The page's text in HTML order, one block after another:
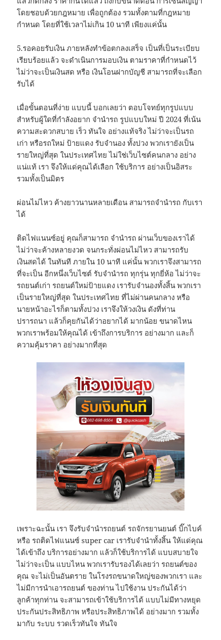
โดยชอบด้วยกฎหมาย เพื่อถูกต้อง รวมทั้งตามที่กฎหมาย
กำหนด โดยที่ใช้เวลาไม่เกิน 10 นาที เพียงแค่นั้น
5.รอคอยรับเงิน ภายหลังทำข้อตกลงเสร็จ เป็นที่เป็นระเบียบ
เรียบร้อยแล้ว จะดำเนินการมอบเงิน ตามราคาที่กำหนดไว้
ไม่ว่าจะเป็นเงินสด หรือ เงินโอนฝากบัญชี สามารถที่จะเลือก
รับได้
เมื่อขั้นตอนที่ง่าย แบบนี้ บอกเลยว่า ตอบโจทย์ทุกรูปแบบ
สำหรับผู้ใดที่กำลังอยาก จำนำรถ รูปแบบใหม่ ปี 2024 ที่เน้น
ความสะดวกสบาย เร็ว ทันใจ อย่างแท้จริง ไม่ว่าจะเป็นรถ
เก่า หรือรถใหม่ ป้ายแดง รับจำนอง ทั้งปวง พวกเรายังเป็น
รายใหญ่ที่สุด ในประเทศไทย ไม่ใช่เว็บไซต์คนกลาง อย่าง
แน่แท้ เรา จึงให้แด่คุณได้เลือก ใช้บริการ อย่างเป็นอิสระ
รวมทั้งเป็นมิตร
ผ่อนไม่ไหว ค้างยาวนานหลายเดือน สามารถจำนำรถ กับเรา
ได้
ติดไฟแนนซ์อยู่ คุณก็สามารถ จำนำรถ ผ่านเว็บของเราได้
ไม่ว่าจะค้างหลายงวด จนกระทั่งผ่อนไม่ไหว สามารถรับ
เงินสดได้ ในทันที ภายใน 10 นาที แค่นั้น พวกเราจึงสามารถ
ที่จะเป็น อีกหนึ่งเว็บไซต์ รับจำนำรถ ทุกรุ่น ทุกยี่ห้อ ไม่ว่าจะ
รถยนต์เก่า รถยนต์ใหม่ป้ายแดง เรารับจำนองทั้งสิ้น พวกเรา
เป็นรายใหญ่ที่สุด ในประเทศไทย ที่ไม่ผ่านคนกลาง หรือ
นายหน้าอะไรก็ตามทั้งปวง เราจึงให้วงเงิน ดังที่ท่าน
ปรารถนา แล้วก็คุยกันได้ว่าอยากได้ มากน้อย ขนาดไหน
พวกเราพร้อมให้คุณได้ เข้าถึงการบริการ อย่างมาก และก็
ความคุ้มราคา อย่างมากที่สุด
เพราะฉะนั้น เรา จึงรับจำนำรถยนต์ รถจักรยานยนต์ บิ๊กไบค์
หรือ รถติดไฟแนนซ์ super car เรารับจำนำทั้งสิ้น ให้แด่คุณ
ได้เข้าถึง บริการอย่างมาก แล้วก็ใช้บริการได้ แบบสบายใจ
ไม่ว่าจะเป็น แบบไหน พวกเรารับรองได้เลยว่า รถยนต์ของ
คุณ จะไม่เป็นอันตราย ในโรงรถขนาดใหญ่ของพวกเรา และ
ไม่มีการนำเอารถยนต์ ของท่าน ไปใช้งาน ประกันได้ว่า
ลูกค้าทุกท่าน จะสามารถเข้าใช้บริการได้ แบบไม่มีทางหยุด
ประกันประสิทธิภาพ หรือประสิทธิภาพได้ อย่างมาก รวมทั้ง
มากับ ระบบ รวดเร็วทันใจ ทันใจ